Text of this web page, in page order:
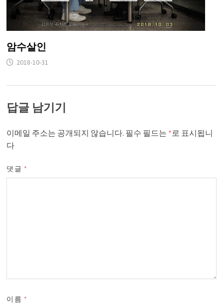
암수살인
2018-10-31
답글 남기기
이메일 주소는 공개되지 않습니다. 필수 필드는 * 로 표시됩니
다
댓글 *
이름 *